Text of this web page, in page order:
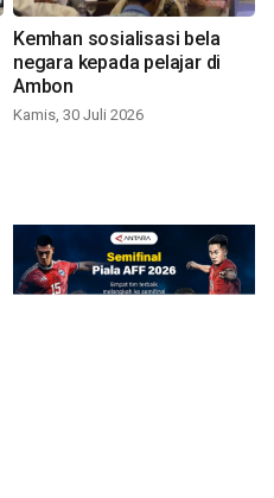
Kemhan sosialisasi bela
negara kepada pelajar di
Ambon
Kamis, 30 Juli 2026